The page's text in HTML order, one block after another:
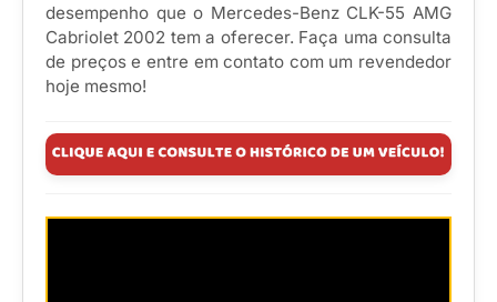
desempenho que o Mercedes-Benz CLK-55 AMG
Cabriolet 2002 tem a oferecer. Faça uma consulta
de preços e entre em contato com um revendedor
hoje mesmo!